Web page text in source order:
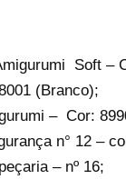
Soft –
(Branco);
– Cor:
n° 12 –
– nº 16;